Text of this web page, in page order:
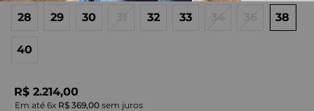
28 29 30 32 33 38
40
R$ 2.214,00
Em até 6x R$ 369,00 sem juros